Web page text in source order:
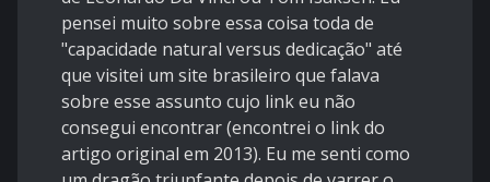
pensei muito sobre essa coisa toda de
"capacidade natural versus dedicação" até
que visitei um site brasileiro que falava
sobre esse assunto cujo link eu não
consegui encontrar (encontrei o link do
artigo original em 2013). Eu me senti como